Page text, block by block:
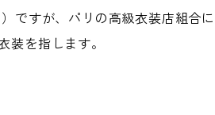
ですが、パリの高級衣装店組合
を指します。